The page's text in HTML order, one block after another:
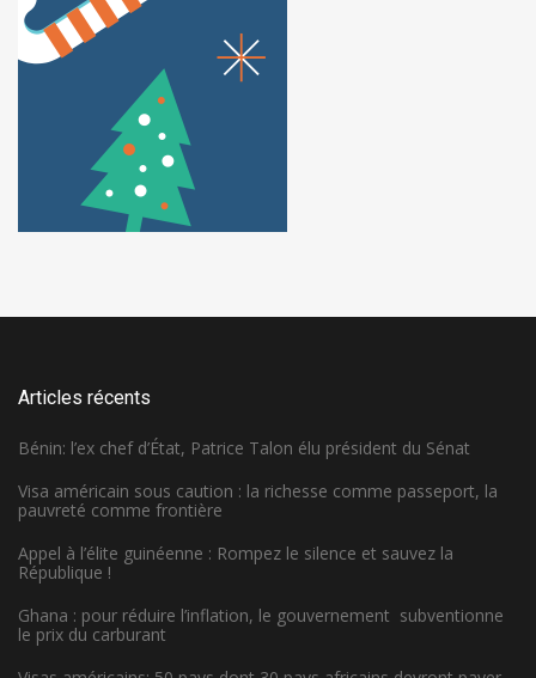
Articles récents
Bénin: l’ex chef d’État, Patrice Talon élu président du Sénat
Visa américain sous caution : la richesse comme passeport, la
pauvreté comme frontière
Appel à l’élite guinéenne : Rompez le silence et sauvez la
République !
Ghana : pour réduire l’inflation, le gouvernement subventionne
le prix du carburant